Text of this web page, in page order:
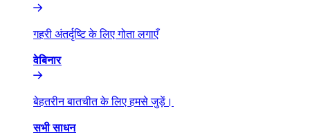
गहरी अंतर्दृष्टि के लिए गोता लगाएँ​​
वेबिनार​​
बेहतरीन बातचीत के लिए हमसे जुड़ें।​​
सभी साधन​​